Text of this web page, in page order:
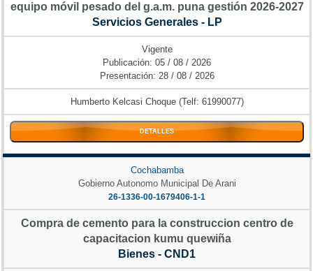
equipo móvil pesado del g.a.m. puna gestión 2026-2027
Servicios Generales - LP
Vigente
Publicación: 05 / 08 / 2026
Presentación: 28 / 08 / 2026
Humberto Kelcasi Choque (Telf: 61990077)
DETALLES
Cochabamba
Gobierno Autonomo Municipal De Arani
26-1336-00-1679406-1-1
Compra de cemento para la construccion centro de
capacitacion kumu quewiña
Bienes - CND1